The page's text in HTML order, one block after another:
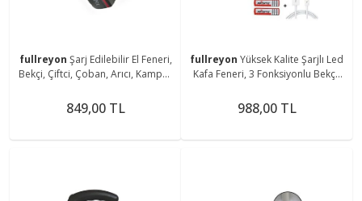
fullreyon Şarj Edilebilir El Feneri,
Bekçi, Çiftci, Çoban, Arıcı, Kampçı,
849,00 TL
fullreyon Yüksek Kalite Şarjlı Led
Kafa Feneri, 3 Fonksiyonlu Bekçi,
Feneri
988,00 TL